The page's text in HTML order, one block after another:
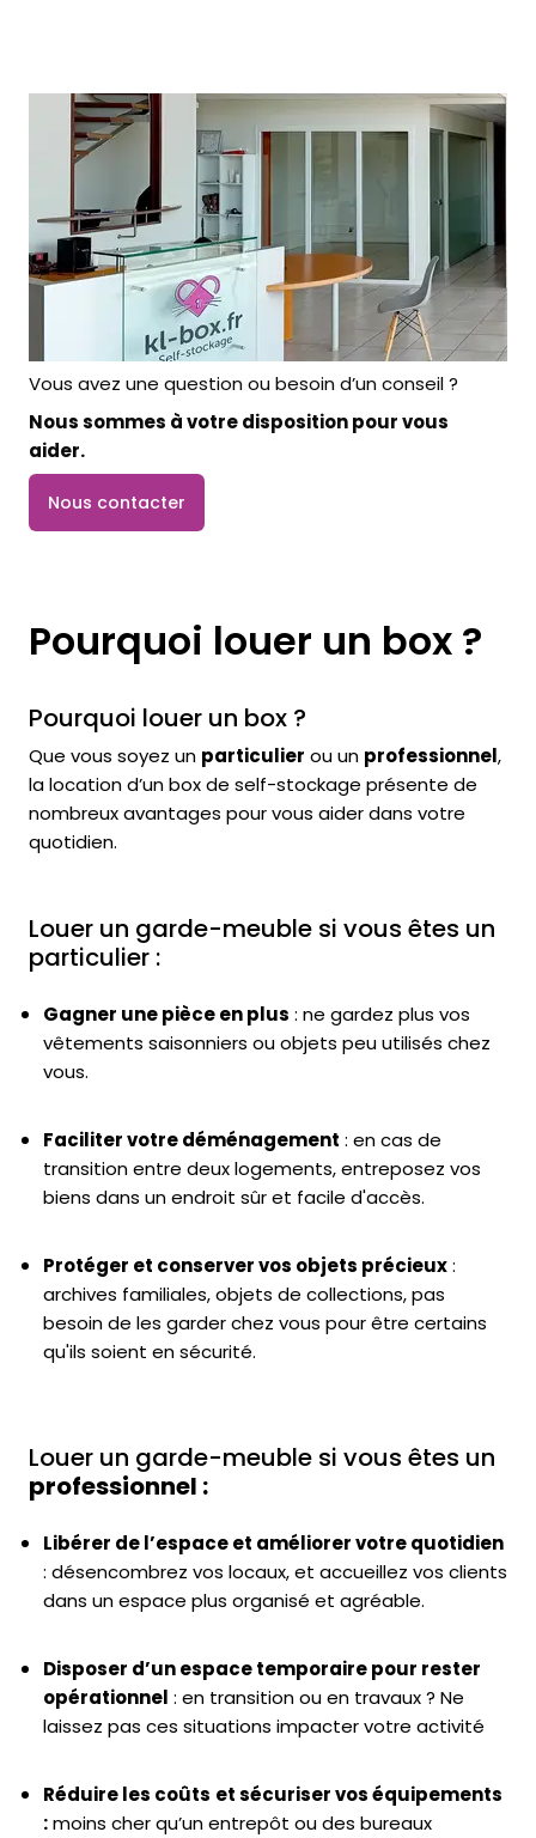
Vous avez une question ou besoin d’un conseil ?
Nous sommes à votre disposition pour vous
aider.
Nous contacter
Pourquoi louer un box ?
Pourquoi louer un box ?
Que vous soyez un particulier ou un professionnel,
la location d’un box de self-stockage présente de
nombreux avantages pour vous aider dans votre
quotidien.
Louer un garde-meuble si vous êtes un
particulier :
Gagner une pièce en plus : ne gardez plus vos
vêtements saisonniers ou objets peu utilisés chez
vous.
Faciliter votre déménagement : en cas de
transition entre deux logements, entreposez vos
biens dans un endroit sûr et facile d'accès.
Protéger et conserver vos objets précieux:
archives familiales, objets de collections, pas
besoin de les garder chez vous pour être certains
qu'ils soient en sécurité.
Louer un garde-meuble si vous êtes un
professionnel :
Libérer de l’espace et améliorer votre quotidien
: désencombrez vos locaux, et accueillez vos clients
dans un espace plus organisé et agréable.
Disposer d’un espace temporaire pour rester
opérationnel : en transition ou en travaux ? Ne
laissez pas ces situations impacter votre activité
Réduire les coûts et sécuriser vos équipements
:moins cher qu’un entrepôt ou des bureaux